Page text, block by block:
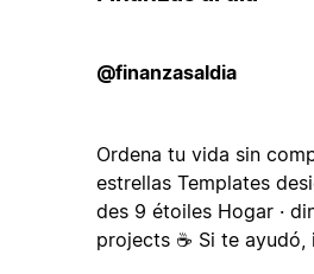
@finanzasaldia
Ordena tu vida sin
estrellas Templates
des 9 étoiles Hogar ·
projects ☕ Si te